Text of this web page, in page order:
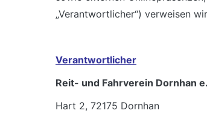
„Verantwortlicher“) verweisen
Verantwortlicher
Reit- und Fahrverein Dornhan
Hart 2, 72175 Dornhan